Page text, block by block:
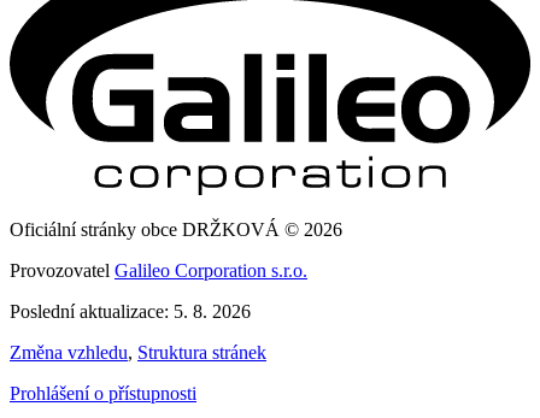
Oficiální stránky obce DRŽKOVÁ © 2026
Provozovatel Galileo Corporation s.r.o.
Poslední aktualizace: 5. 8. 2026
Změna vzhledu, Struktura stránek
Prohlášení o přístupnosti